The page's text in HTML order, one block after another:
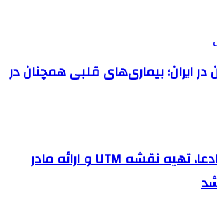
در ایران؛ بیماری‌های قلبی همچنان در
جزئیات ثبت ادعا، تهیه نقشه UTM و ارائه مادر